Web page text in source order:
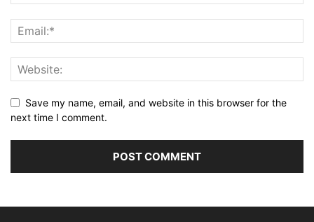
Save my name, email, and website in this browser for the
next time I comment.